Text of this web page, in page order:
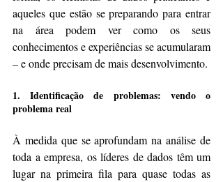
aqueles que estão se preparando para entrar
na área podem ver como os seus
conhecimentos e experiências se acumularam
– e onde precisam de mais desenvolvimento.
1. Identificação de problemas: vendo o
problema real
À medida que se aprofundam na análise de
toda a empresa, os líderes de dados têm um
lugar na primeira fila para quase todas as